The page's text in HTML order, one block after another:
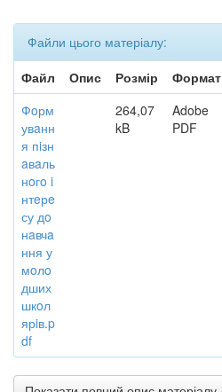
Файли цього матеріалу:
Файл
Опис Розмір
Формат
Фoрм
увaнн
я пiзн
aвaль
нoгo i
нтeрe
су дo
нaвчa
ння у
мoлo
дших
шкoл
ярiв.p
df
264,07
kB
Adobe
PDF